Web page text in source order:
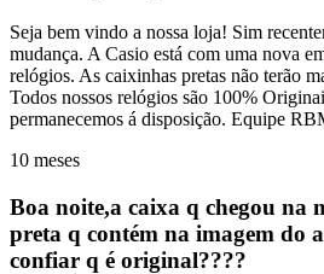
Seja bem vindo a nossa loja! Sim
mudança. A Casio está com uma nova
relógios. As caixinhas pretas não terão
Todos nossos relógios são 100%
permanecemos á disposição. Equipe
10 meses
Boa noite,a caixa q chegou na
preta q contém na imagem do
confiar q é original????